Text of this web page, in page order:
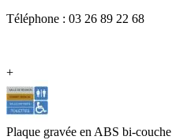
Téléphone : 03 26 89 22 68
+
Plaque gravée en ABS bi-couche